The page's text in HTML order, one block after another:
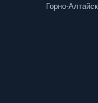
Горно-